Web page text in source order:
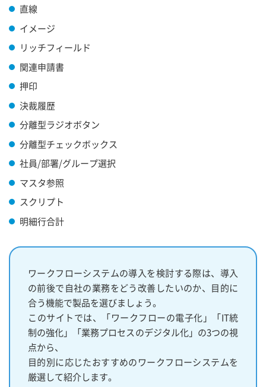
直線
イメージ
リッチフィールド
関連申請書
押印
決裁履歴
分離型ラジオボタン
分離型チェックボックス
社員/部署/グループ選択
マスタ参照
スクリプト
明細行合計
ワークフローシステムの導入を検討する際は、導入
の前後で自社の業務をどう改善したいのか、目的に
合う機能で製品を選びましょう。
このサイトでは、「ワークフローの電子化」「IT統
制の強化」「業務プロセスのデジタル化」の3つの視
点から、
目的別に応じたおすすめのワークフローシステムを
厳選して紹介します。